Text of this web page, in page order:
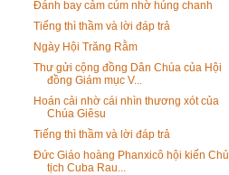
Đánh bay cảm cúm nhờ húng chanh
Tiếng thì thầm và lời đáp trả
Ngày Hội Trăng Rằm
Thư gửi cộng đồng Dân Chúa của Hội
đồng Giám mục V...
Hoán cải nhờ cái nhìn thương xót của
Chúa Giêsu
Tiếng thì thầm và lời đáp trả
Đức Giáo hoàng Phanxicô hội kiến Chủ
tịch Cuba Rau...